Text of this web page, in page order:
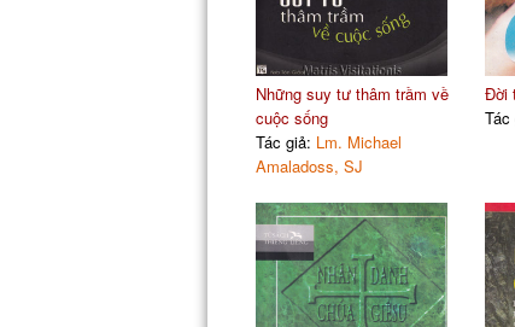
Những suy tư thâm trầm về
cuộc sống
Tác giả: Lm. Michael
Amaladoss, SJ
Đời
Tác